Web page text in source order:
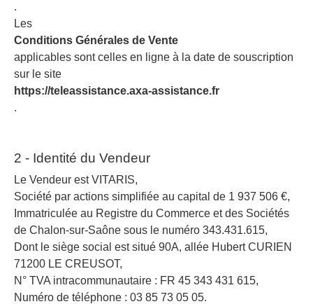
.
Les
Conditions Générales de Vente
applicables sont celles en ligne à la date de souscription
sur le site
https://teleassistance.axa-assistance.fr
.
2 - Identité du Vendeur
Le Vendeur est VITARIS,
Société par actions simplifiée au capital de 1 937 506 €,
Immatriculée au Registre du Commerce et des Sociétés
de Chalon-sur-Saône sous le numéro 343.431.615,
Dont le siège social est situé 90A, allée Hubert CURIEN
71200 LE CREUSOT,
N° TVA intracommunautaire : FR 45 343 431 615,
Numéro de téléphone : 03 85 73 05 05.